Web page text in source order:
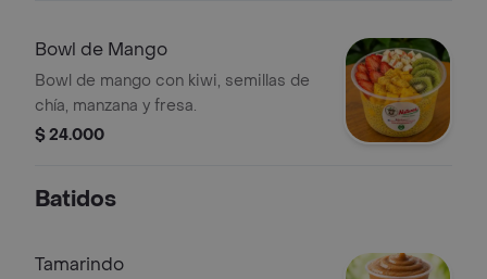
Bowl de Mango
Bowl de mango con kiwi, semillas de
chía, manzana y fresa.
$ 24.000
Batidos
Tamarindo